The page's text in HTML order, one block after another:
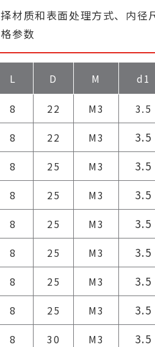
材质和表面处理方式、内径
参数
L D M d1
8 22 M3 3.5
8 22 M3 3.5
8 25 M3 3.5
8 25 M3 3.5
8 25 M3 3.5
8 25 M3 3.5
8 25 M3 3.5
8 25 M3 3.5
8 30 M3 3.5